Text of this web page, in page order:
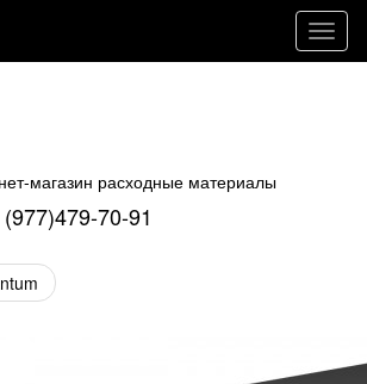
магазин расходные материалы
70-91